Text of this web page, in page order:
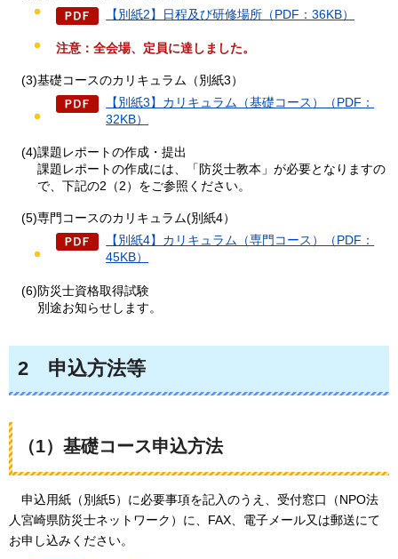
【別紙2】日程及び研修場所（PDF：36KB）
注意：全会場、定員に達しました。
(3)基礎コースのカリキュラム（別紙3）
【別紙3】カリキュラム（基礎コース）（PDF：
32KB）
(4)課題レポートの作成・提出
課題レポートの作成には、「防災士教本」が必要となりますの
で、下記の2（2）をご参照ください。
(5)専門コースのカリキュラム(別紙4）
【別紙4】カリキュラム（専門コース）（PDF：
45KB）
(6)防災士資格取得試験
別途お知らせします。
2 申込方法等
（1）基礎コース申込方法
申込用紙 （別紙5）に必要事項を記入のうえ、受付窓口（NPO法
人宮崎県防災士ネットワーク）に、FAX、電子メール又は郵送にて
お申し込みください。